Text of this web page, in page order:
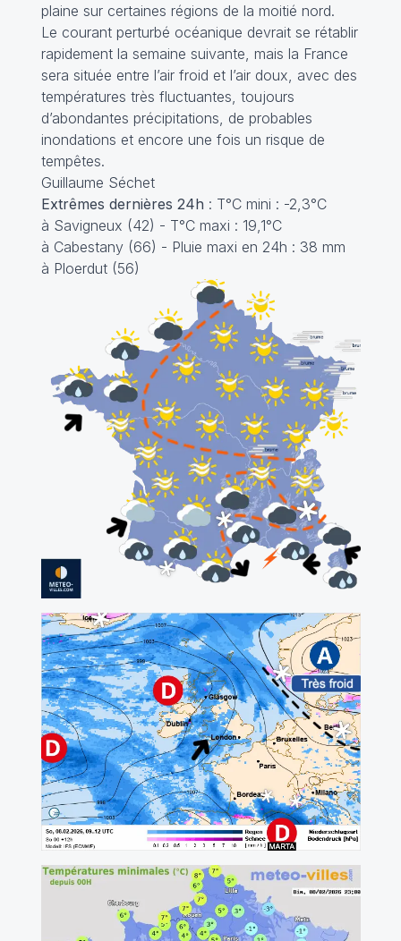
plaine sur certaines régions de la moitié nord.
Le courant perturbé océanique devrait se rétablir
rapidement la semaine suivante, mais la France
sera située entre l’air froid et l’air doux, avec des
températures très fluctuantes, toujours
d’abondantes précipitations, de probables
inondations et encore une fois un risque de
tempêtes.
Guillaume Séchet
Extrêmes dernières 24h : T°C mini : -2,3°C
à Savigneux (42) - T°C maxi : 19,1°C
à Cabestany (66) - Pluie maxi en 24h : 38 mm
à Ploerdut (56)